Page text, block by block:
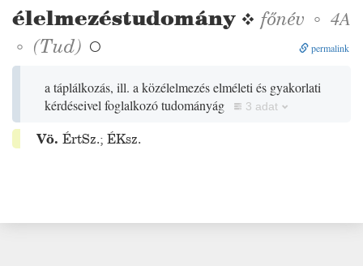
élelmezéstudomány❖ főnév ◦ 4A
◦ (Tud)  permalink
a táplálkozás, ill. a közélelmezés elméleti és gyakorlati
kérdéseivel foglalkozó tudományág
3 adat
Vö. ÉrtSz.; ÉKsz.